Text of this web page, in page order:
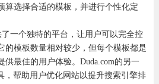
算选择合适的模板，并进行个性化定
了一个独特的平台，让用户可以完全控
的模板数量相对较少，但每个模板都是
供最佳的用户体验。Duda.com的另一
，帮助用户优化网站以提升搜索引擎排